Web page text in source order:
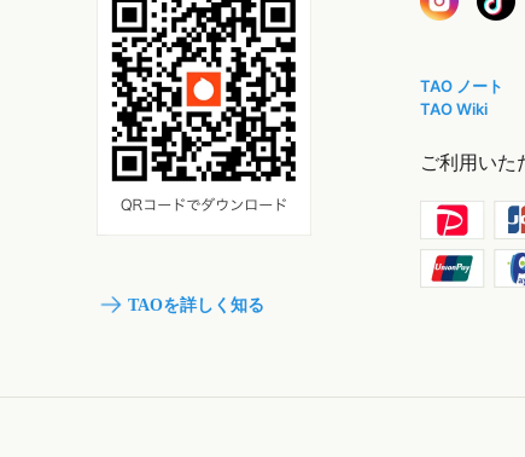
TAOを詳しく知る
TAO ノート
TAO Wiki
ご利用いた